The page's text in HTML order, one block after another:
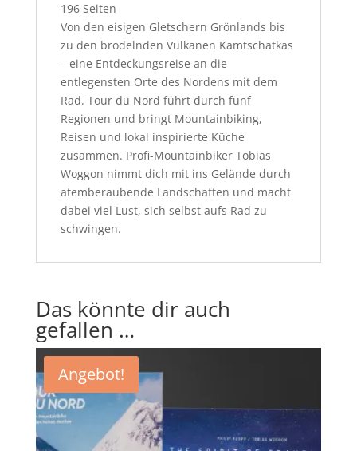
196 Seiten
Von den eisigen Gletschern Grönlands bis
zu den brodelnden Vulkanen Kamtschatkas
– eine Entdeckungsreise an die
entlegensten Orte des Nordens mit dem
Rad. Tour du Nord führt durch fünf
Regionen und bringt Mountainbiking,
Reisen und lokal inspirierte Küche
zusammen. Profi-Mountainbiker Tobias
Woggon nimmt dich mit ins Gelände durch
atemberaubende Landschaften und macht
dabei viel Lust, sich selbst aufs Rad zu
schwingen.
Das könnte dir auch
gefallen …
Angebot!